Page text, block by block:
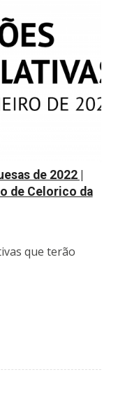
de 2022 |
de Celorico da
que terão